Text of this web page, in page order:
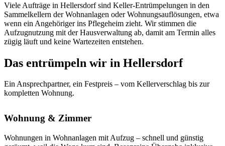
Viele Aufträge in Hellersdorf sind Keller-Entrümpelungen in den
Sammelkellern der Wohnanlagen oder Wohnungsauflösungen, etwa
wenn ein Angehöriger ins Pflegeheim zieht. Wir stimmen die
Aufzugnutzung mit der Hausverwaltung ab, damit am Termin alles
zügig läuft und keine Wartezeiten entstehen.
Das entrümpeln wir in Hellersdorf
Ein Ansprechpartner, ein Festpreis – vom Kellerverschlag bis zur
kompletten Wohnung.
Wohnung & Zimmer
Wohnungen in Wohnanlagen mit Aufzug – schnell und günstig